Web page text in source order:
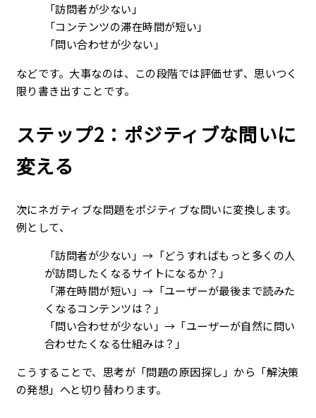
「訪問者が少ない」
「コンテンツの滞在時間が短い」
「問い合わせが少ない」
などです。大事なのは、この段階では評価せず、思いつく
限り書き出すことです。
ステップ2：ポジティブな問いに
変える
次にネガティブな問題をポジティブな問いに変換します。
例として、
「訪問者が少ない」→「どうすればもっと多くの人
が訪問したくなるサイトになるか？」
「滞在時間が短い」→「ユーザーが最後まで読みた
くなるコンテンツは？」
「問い合わせが少ない」→「ユーザーが自然に問い
合わせたくなる仕組みは？」
こうすることで、思考が「問題の原因探し」から「解決策
の発想」へと切り替わります。